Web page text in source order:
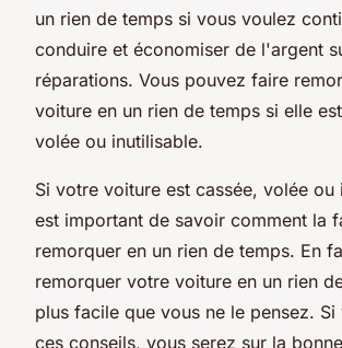
un rien de temps si vous voulez
conduire et économiser de l'argent
réparations. Vous pouvez faire
voiture en un rien de temps si elle
volée ou inutilisable.
Si votre voiture est cassée, volée ou
est important de savoir comment la
remorquer en un rien de temps. En
remorquer votre voiture en un rien
plus facile que vous ne le pensez. Si
ces conseils, vous serez sur la